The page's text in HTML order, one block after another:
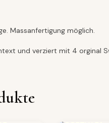
Massanfertigung möglich.
und verziert mit 4 orginal